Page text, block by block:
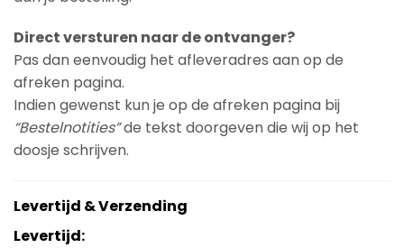
Direct versturen naar de ontvanger?
Pas dan eenvoudig het afleveradres aan op de
afreken pagina.
Indien gewenst kun je op de afreken pagina bij
“Bestelnotities”de tekst doorgeven die wij op het
doosje schrijven.
Levertijd & Verzending
Levertijd: